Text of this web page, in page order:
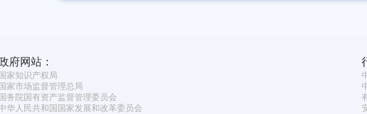
府网站：
国家知识产权局
国家市场监督管理总局
国务院国有资产监督管理委员会
华人民共和国国家发展和改革委员会